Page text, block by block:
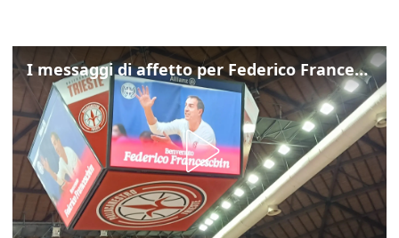
I messaggi di affetto per Federico Franceschin: così il mondo del basket gli è stato accanto fino all’ultimo